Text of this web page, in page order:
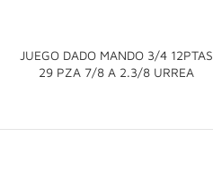
JUEGO DADO MANDO 3/4 12PTAS
29 PZA 7/8 A 2.3/8 URREA
